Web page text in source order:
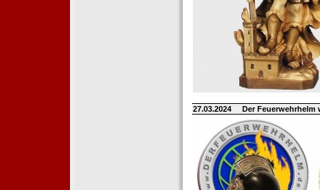
27.03.2024 Der